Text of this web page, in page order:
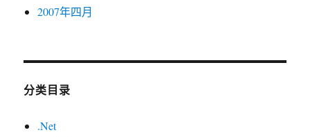
2007年四月
分类目录
.Net